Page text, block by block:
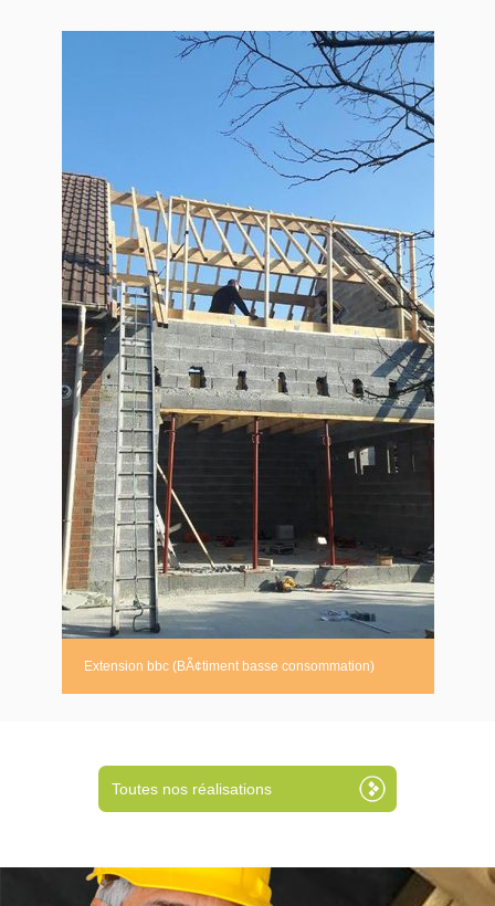
Extension bbc (BÃ¢timent basse consommation)
Toutes nos réalisations